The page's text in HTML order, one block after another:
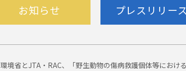
お知らせ プレスリリース
環境省とJTA・RAC、「野生動物の傷病救護個体等におけ